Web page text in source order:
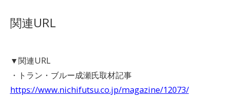
関連URL
▼関連URL
・トラン・ブルー成瀬氏取材記事
https://www.nichifutsu.co.jp/magazine/12073/